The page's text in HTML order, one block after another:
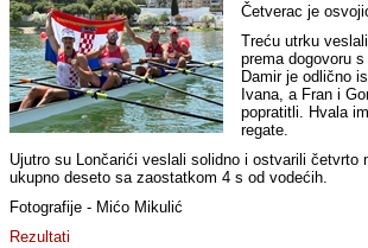
Četverac je
Treću utrku
prema dogovoru
Damir je odlično
Ivana, a Fran i
popratitli. Hvala
regate.
Ujutro su Lončarići veslali solidno i ostvarili četvrto
ukupno deseto sa zaostatkom 4 s od vodećih.
Fotografije - Mićo Mikulić
Rezultati